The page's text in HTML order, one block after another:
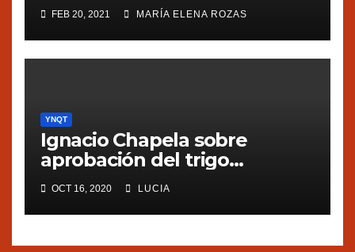
FEB 20, 2021 MARÍA ELENA ROZAS
YNQT
Ignacio Chapela sobre
aprobación del trigo
transgénico en Argentina
OCT 16, 2020 LUCIA